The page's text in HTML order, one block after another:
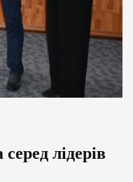
лідерів